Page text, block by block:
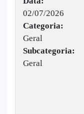
02/07/2026
Categoria:
Geral
Subcategoria:
Geral